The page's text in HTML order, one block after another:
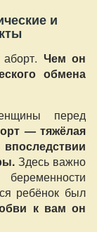
и
Чем он
обмена
перед
— тяжёлая
Здесь важно
ребёнок был
к вам он